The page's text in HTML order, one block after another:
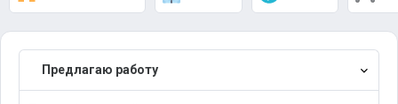
Предлагаю работу